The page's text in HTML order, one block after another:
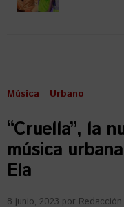
Música Urbano
“Cruella”, la
música
Ela
8 junio, 2023 por Redacción